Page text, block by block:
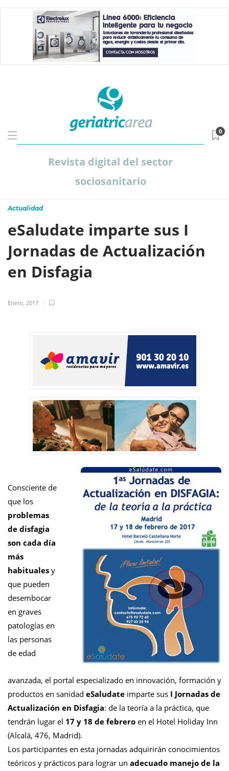
Revista digital del sector
sociosanitario
0
Actualidad
eSaludate imparte sus I
Jornadas de Actualización
en Disfagia
Enero, 2017
Consciente de
que los
problemas
de disfagia
son cada día
más
habituales y
que pueden
desembocar
en graves
patologías en
las personas
de edad
avanzada, el portal especializado en innovación, formación y
productos en sanidad eSaludate imparte sus I Jornadas de
Actualización en Disfagia: de la teoría a la práctica, que
tendrán lugar el 17 y 18 de febrero en el Hotel Holiday Inn
(Alcalá, 476, Madrid).
Los participantes en esta jornadas adquirirán conocimientos
teóricos y prácticos para lograr un adecuado manejo de la